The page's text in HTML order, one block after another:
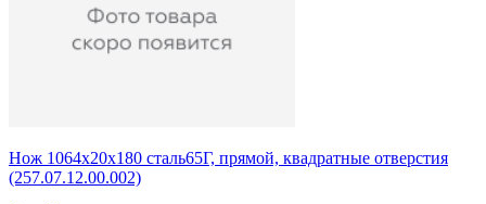
Нож 1064х20х180 сталь65Г, прямой, квадратные отверстия
(257.07.12.00.002)